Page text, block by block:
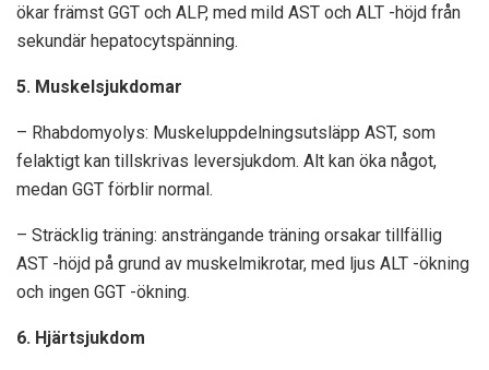
ökar främst GGT och ALP, med mild AST och ALT -höjd från
sekundär hepatocytspänning.
5. Muskelsjukdomar
– Rhabdomyolys: Muskeluppdelningsutsläpp AST, som
felaktigt kan tillskrivas leversjukdom. Alt kan öka något,
medan GGT förblir normal.
– Sträcklig träning: ansträngande träning orsakar tillfällig
AST -höjd på grund av muskelmikrotar, med ljus ALT -ökning
och ingen GGT -ökning.
6. Hjärtsjukdom